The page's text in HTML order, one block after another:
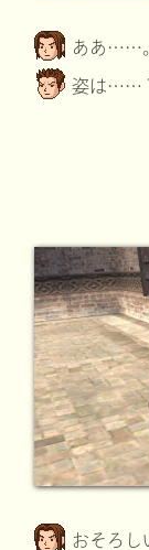
ああ……
姿は……
おそろ